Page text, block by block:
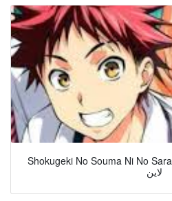
Shokugeki No Souma Ni No Sara الحلقة Ova 02 مترجم اون
لاين